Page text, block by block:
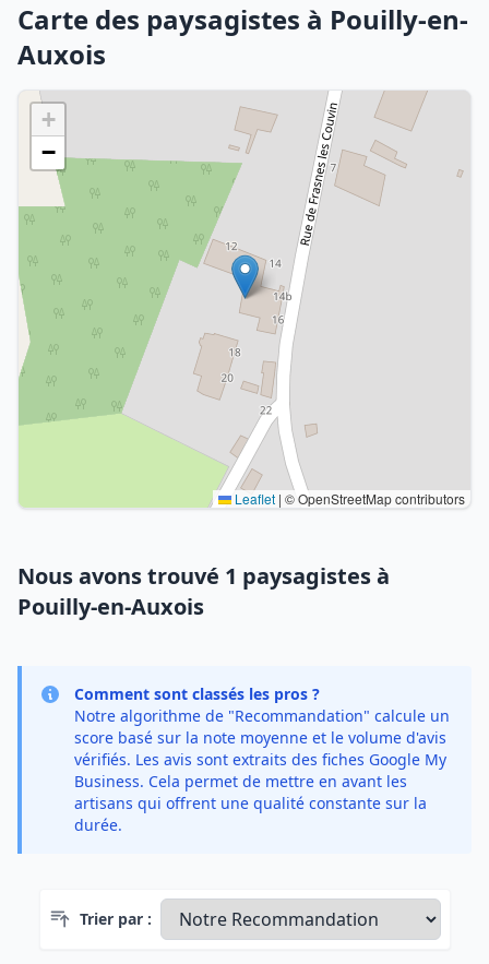
Carte des paysagistes à Pouilly-en-
Auxois
+
−
Leaflet | © OpenStreetMap contributors
Nous avons trouvé 1 paysagistes à
Pouilly-en-Auxois
Comment sont classés les pros ?
Notre algorithme de "Recommandation" calcule un
score basé sur la note moyenne et le volume d'avis
vérifiés. Les avis sont extraits des fiches Google My
Business. Cela permet de mettre en avant les
artisans qui offrent une qualité constante sur la
durée.
Trier par :